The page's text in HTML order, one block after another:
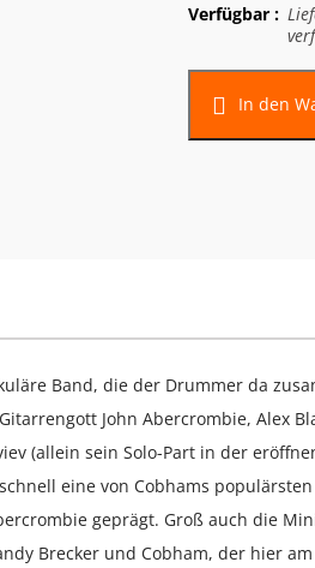
Verfügbar :
In den
Band, die der Drummer da
John Abercrombie, Alex
(allein sein Solo-Part in der
eine von Cobhams
geprägt. Groß auch die
Brecker und Cobham, der hier